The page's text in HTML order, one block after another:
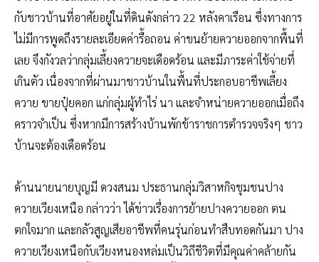
กับชาวบ้านที่อาศัยอยู่ในที่ดินดังกล่าว 22 หลังคาเรือน ซึ่งทางการ
ไม่มีการพูดถึงรายละเอียดค่ารื้อถอน ค่าขนย้ายควายออกจากพื้นที่
เลย จึงกังวลว่ากลุ่มเลี้ยงควายจะเดือดร้อน และมีภาระค่าใช้จ่ายที่
เกินตัว เนื่องจากที่ผ่านมาชาวบ้านในพื้นที่ประกอบอาชีพเลี้ยง
ควาย ขายปุ๋ยคอก แก่กลุ่มผู้ทำไร่ นา และจำหน่ายควายออกเมื่อถึง
คราวจำเป็น ซึ่งหากมีการสร้างบ้านพักข้าราชการตำรวจจริงๆ ชาว
บ้านจะต้องเดือดร้อน
ด้านนายนายบุญมี ดวงสนม ประธานกลุ่มวิสาหกิจชุมชนปาง
ควายเวียงเหนือ กล่าวว่า ได้ข่าวเรื่องการย้ายปางควายออก ตน
ตกใจมาก และกลัวสูญเสียอาชีพที่คนรุ่นก่อนทำสืบทอดกันมา ปาง
ควายเวียงเหนือกับเวียงหนองหล่มเป็นวิถีชีวิตที่มีคุณค่าคล้ายกัน